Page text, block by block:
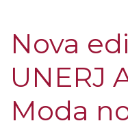
Nova
UNERJ
Moda